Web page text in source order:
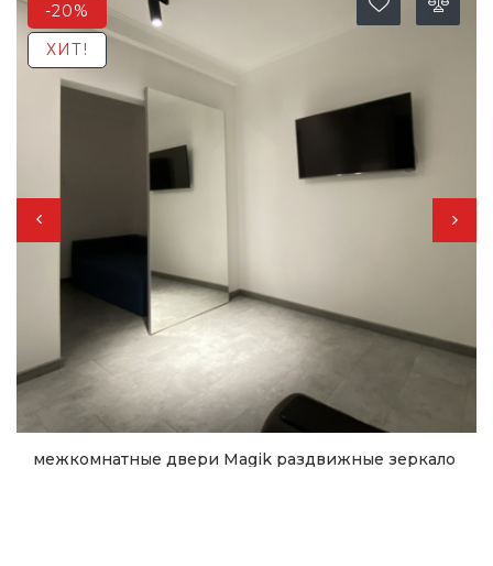
-20%
ХИТ!
межкомнатные двери Magik раздвижные зеркало